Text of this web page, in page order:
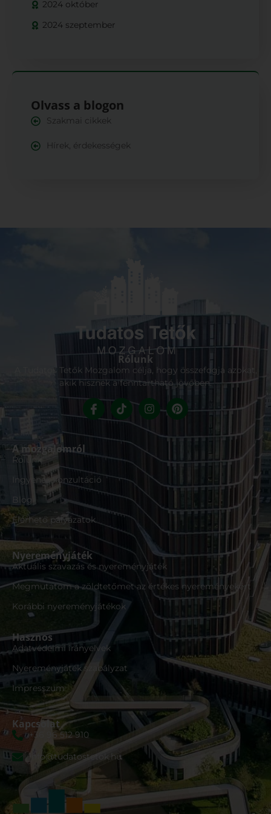
2024 október
2024 szeptember
Olvass a blogon
Szakmai cikkek
Hírek, érdekességek
Rólunk
A Tudatos Tetők Mozgalom célja, hogy összefogja azokat,
akik hisznek a fenntartható jövőben.
A mozgalomról
Rólunk
Ingyenes konzultáció
Blog
Elérhető pályázatok
Nyereményjáték
Aktuális szavazás és nyereményjáték
Megmutatom a zöldtetőmet az értékes nyereményekért
Korábbi nyereményjátékok
Hasznos
Adatvédelmi irányelvek
Nyereményjáték szabályzat
Impresszum
Kapcsolat
+36 96 512 910
info@tudatostetok.hu